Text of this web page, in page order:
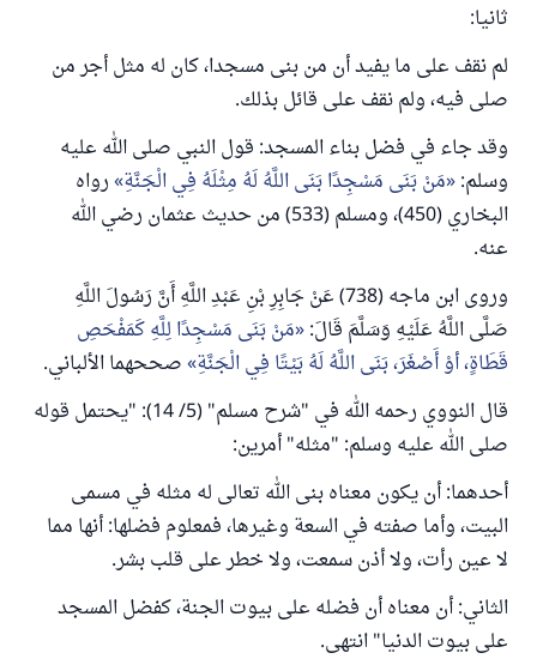
ثانيا:
لم نقف على ما يفيد أن من بنى مسجدا، كان له مثل أجر من
صلى فيه، ولم نقف على قائل بذلك.
وقد جاء في فضل بناء المسجد: قول النبي صلى الله عليه
وسلم: مَنْ بَنَى مَسْجِدًا بَنَى اللَّهُ لَهُ مِثْلَهُ فِي الْجَنَّةِ رواه
البخاري (450)، ومسلم (533) من حديث عثمان رضي الله
عنه.
وروى ابن ماجه (738) عَنْ جَابِرِ بْنِ عَبْدِ اللَّهِ أَنَّ رَسُولَ اللَّهِ
صَلَّى اللَّهُ عَلَيْهِ وَسَلَّمَ قَالَ: مَنْ بَنَى مَسْجِدًا لِلَّهِ كَمَفْحَصِ
قَطَاةٍ، أوْ أَصْغَرَ، بَنَى اللَّهُ لَهُ بَيْتًا فِي الْجَنَّةِ صححهما الألباني.
قال النووي رحمه الله في "شرح مسلم" (5/ 14): "يحتمل قوله
صلى الله عليه وسلم: "مثله" أمرين:
أحدهما: أن يكون معناه بنى الله تعالى له مثله في مسمى
البيت، وأما صفته في السعة وغيرها، فمعلوم فضلها: أنها مما
لا عين رأت، ولا أذن سمعت، ولا خطر على قلب بشر.
الثاني: أن معناه أن فضله على بيوت الجنة، كفضل المسجد
على بيوت الدنيا" انتهى.